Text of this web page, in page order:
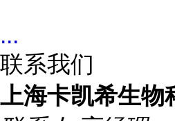
...
联系我们
上海卡凯希生物